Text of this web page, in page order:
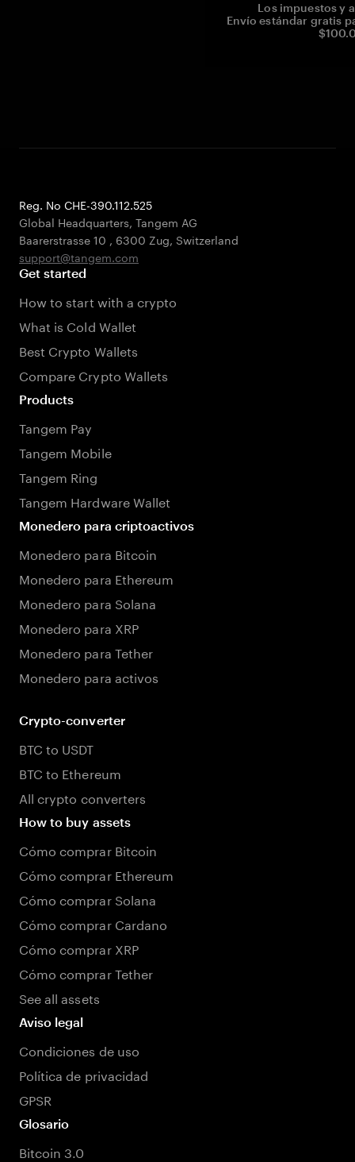
Los impuestos y
Envío estándar gratis
Reg. No CHE-390.112.525
Global Headquarters, Tangem AG
Baarerstrasse 10 , 6300 Zug, Switzerland
support@tangem.com
Get started
How to start with a crypto
What is Cold Wallet
Best Crypto Wallets
Compare Crypto Wallets
Products
Tangem Pay
Tangem Mobile
Tangem Ring
Tangem Hardware Wallet
Monedero para criptoactivos
Monedero para Bitcoin
Monedero para Ethereum
Monedero para Solana
Monedero para XRP
Monedero para Tether
Monedero para activos
Crypto-converter
BTC to USDT
BTC to Ethereum
All crypto converters
How to buy assets
Cómo comprar Bitcoin
Cómo comprar Ethereum
Cómo comprar Solana
Cómo comprar Cardano
Cómo comprar XRP
Cómo comprar Tether
See all assets
Aviso legal
Condiciones de uso
Política de privacidad
GPSR
Glosario
Bitcoin 3.0